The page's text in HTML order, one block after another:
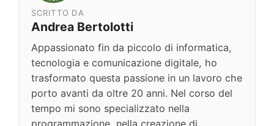
SCRITTO DA
Andrea Bertolotti
Appassionato fin da piccolo di informatica,
tecnologia e comunicazione digitale, ho
trasformato questa passione in un lavoro che
porto avanti da oltre 20 anni. Nel corso del
tempo mi sono specializzato nella
programmazione, nella creazione di